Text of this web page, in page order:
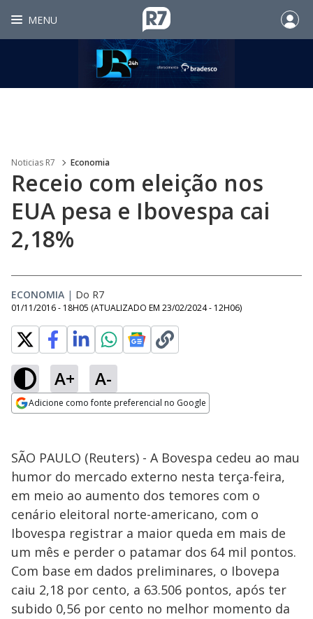
MENU
Noticias R7 Economia
Receio com eleição nos
EUA pesa e Ibovespa cai
2,18%
ECONOMIA | Do R7
01/11/2016 - 18H05 (ATUALIZADO EM 23/02/2024 - 12H06)
A+ A-
Adicione como fonte preferencial no Google
SÃO PAULO (Reuters) - A Bovespa cedeu ao mau
humor do mercado externo nesta terça-feira,
em meio ao aumento dos temores com o
cenário eleitoral norte-americano, com o
Ibovespa registrar a maior queda em mais de
um mês e perder o patamar dos 64 mil pontos.
Com base em dados preliminares, o Ibovepa
caiu 2,18 por cento, a 63.506 pontos, após ter
subido 0,56 por cento no melhor momento da